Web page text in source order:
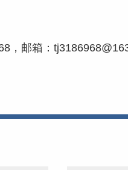
，邮箱：